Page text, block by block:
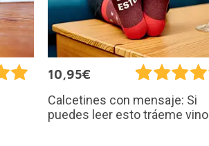
10,95€
Calcetines con mensaje: Si
puedes leer esto tráeme vino